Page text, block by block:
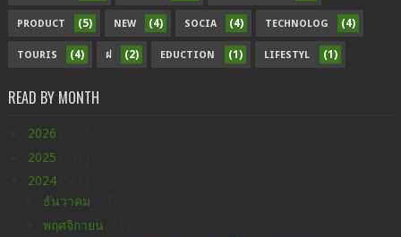
PRODUCT (5) NEW (4) SOCIA (4) TECHNOLOG (4)
TOURIS (4) ฝ (2) EDUCTION (1) LIFESTYL (1)
READ BY MONTH
2026
2025
2024
ธันวาคม
พฤศจิกายน